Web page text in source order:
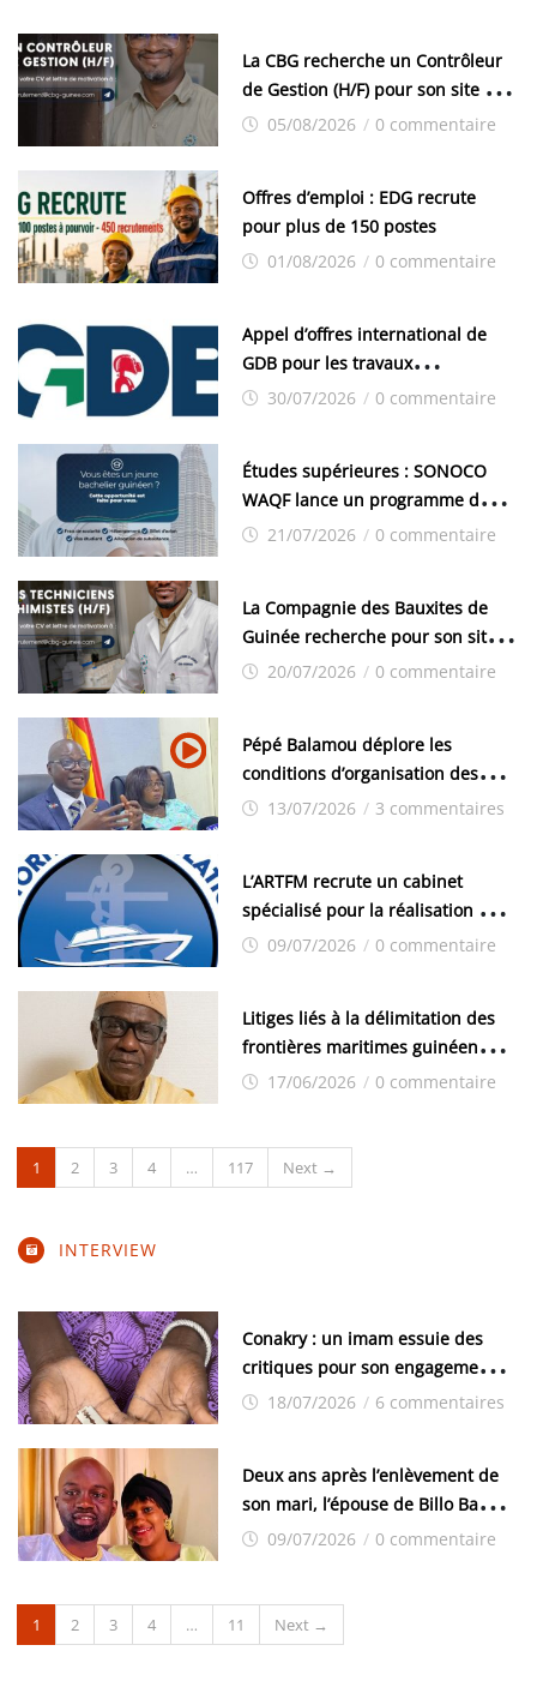
La CBG recherche un Contrôleur
de Gestion (H/F) pour son site de
Kamsar
05/08/2026 / 0 commentaire
Offres d’emploi : EDG recrute
pour plus de 150 postes
01/08/2026 / 0 commentaire
Appel d’offres international de
GDB pour les travaux
d’aménagement de la zone
30/07/2026 / 0 commentaire
Études supérieures : SONOCO
WAQF lance un programme de
bourses pour la Malaisie
21/07/2026 / 0 commentaire
La Compagnie des Bauxites de
Guinée recherche pour son site
de Kamsar des techniciens
20/07/2026 / 0 commentaire
Pépé Balamou déplore les
conditions d’organisation des
examens nationaux : « Si ce sont
13/07/2026 / 3 commentaires
L’ARTFM recrute un cabinet
spécialisé pour la réalisation des
études techniques
09/07/2026 / 0 commentaire
Litiges liés à la délimitation des
frontières maritimes guinéennes:
Idrissa Chérif écrit au ministre
17/06/2026 / 0 commentaire
1 2 3 4 … 117 Next →
INTERVIEW
Conakry : un imam essuie des
critiques pour son engagement
contre l’excision
18/07/2026 / 6 commentaires
Deux ans après l’enlèvement de
son mari, l’épouse de Billo Bah se
confie à guineesouverain: ‘‘Je force
enfants’’
09/07/2026 / 0 commentaire
1 2 3 4 … 11 Next →